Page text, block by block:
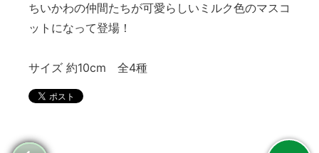
ちいかわの仲間たちが可愛らしいミルク色のマスコ
ットになって登場！
サイズ 約10cm 全4種